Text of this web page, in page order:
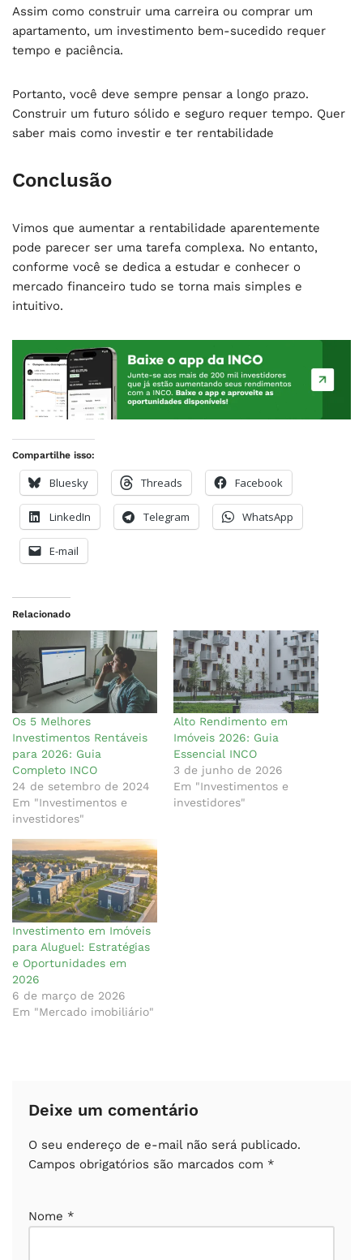
Assim como construir uma carreira ou comprar um
apartamento, um investimento bem-sucedido requer
tempo e paciência.
Portanto, você deve sempre pensar a longo prazo.
Construir um futuro sólido e seguro requer tempo. Quer
saber mais como investir e ter rentabilidade
Conclusão
Vimos que aumentar a rentabilidade aparentemente
pode parecer ser uma tarefa complexa. No entanto,
conforme você se dedica a estudar e conhecer o
mercado financeiro tudo se torna mais simples e
intuitivo.
Compartilhe isso:
Bluesky Threads Facebook
LinkedIn Telegram WhatsApp
E-mail
Relacionado
Os 5 Melhores
Investimentos Rentáveis
para 2026: Guia
Completo INCO
24 de setembro de 2024
Em "Investimentos e
investidores"
Alto Rendimento em
Imóveis 2026: Guia
Essencial INCO
3 de junho de 2026
Em "Investimentos e
investidores"
Investimento em Imóveis
para Aluguel: Estratégias
e Oportunidades em
2026
6 de março de 2026
Em "Mercado imobiliário"
Deixe um comentário
O seu endereço de e-mail não será publicado.
Campos obrigatórios são marcados com *
Nome *